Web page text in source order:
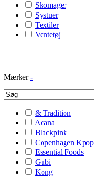
Skomager
Systuer
Textiler
Ventetøj
Mærker -
& Tradition
Acana
Blackpink
Copenhagen Kpop
Essential Foods
Gubi
Kong